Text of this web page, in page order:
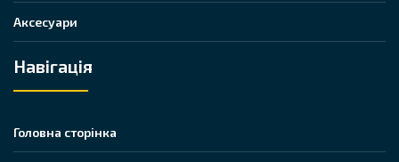
Аксесуари
Навігація
Головна сторінка